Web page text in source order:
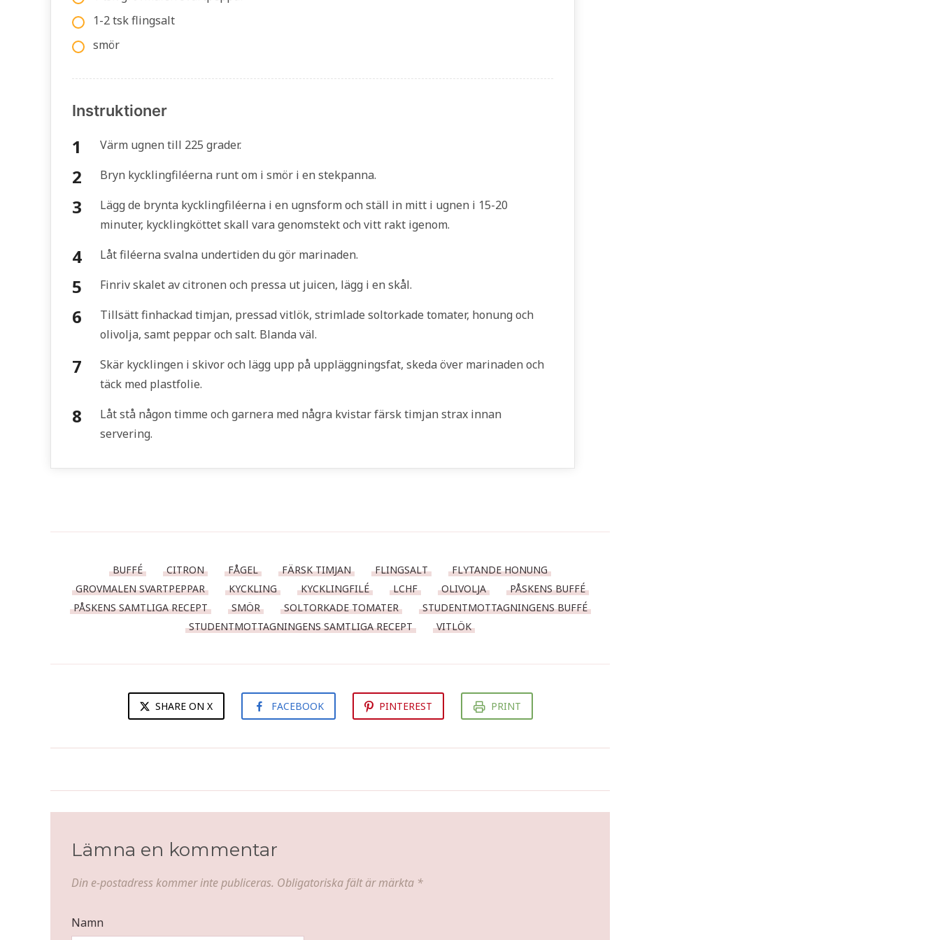
1-2 tsk flingsalt
smör
Instruktioner
Värm ugnen till 225 grader.
Bryn kycklingfiléerna runt om i smör i en stekpanna.
Lägg de brynta kycklingfiléerna i en ugnsform och ställ in mitt i ugnen i 15-20
minuter, kycklingköttet skall vara genomstekt och vitt rakt igenom.
Låt filéerna svalna undertiden du gör marinaden.
Finriv skalet av citronen och pressa ut juicen, lägg i en skål.
Tillsätt finhackad timjan, pressad vitlök, strimlade soltorkade tomater, honung och
olivolja, samt peppar och salt. Blanda väl.
Skär kycklingen i skivor och lägg upp på uppläggningsfat, skeda över marinaden och
täck med plastfolie.
Låt stå någon timme och garnera med några kvistar färsk timjan strax innan
servering.
BUFFÉ CITRON FÅGEL FÄRSK TIMJAN FLINGSALT
FLYTANDE HONUNG
GROVMALEN SVARTPEPPAR
KYCKLING KYCKLINGFILÉ LCHF OLIVOLJA
PÅSKENS BUFFÉ
PÅSKENS SAMTLIGA RECEPT
SMÖR SOLTORKADE TOMATER
STUDENTMOTTAGNINGENS BUFFÉ
STUDENTMOTTAGNINGENS SAMTLIGA RECEPT
VITLÖK
SHARE ON X FACEBOOK PINTEREST PRINT
Lämna en kommentar
Din e-postadress kommer inte publiceras. Obligatoriska fält är märkta *
Namn